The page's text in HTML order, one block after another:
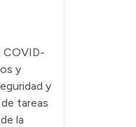
COVID-
y
y
tareas
la